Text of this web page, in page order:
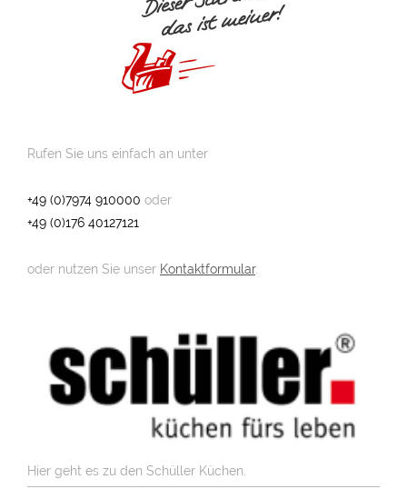
Rufen Sie uns einfach an unter
+49 (0)7974 910000 oder
+49 (0)176 40127121
oder nutzen Sie unser Kontaktformular.
Hier geht es zu den Schüller Küchen.